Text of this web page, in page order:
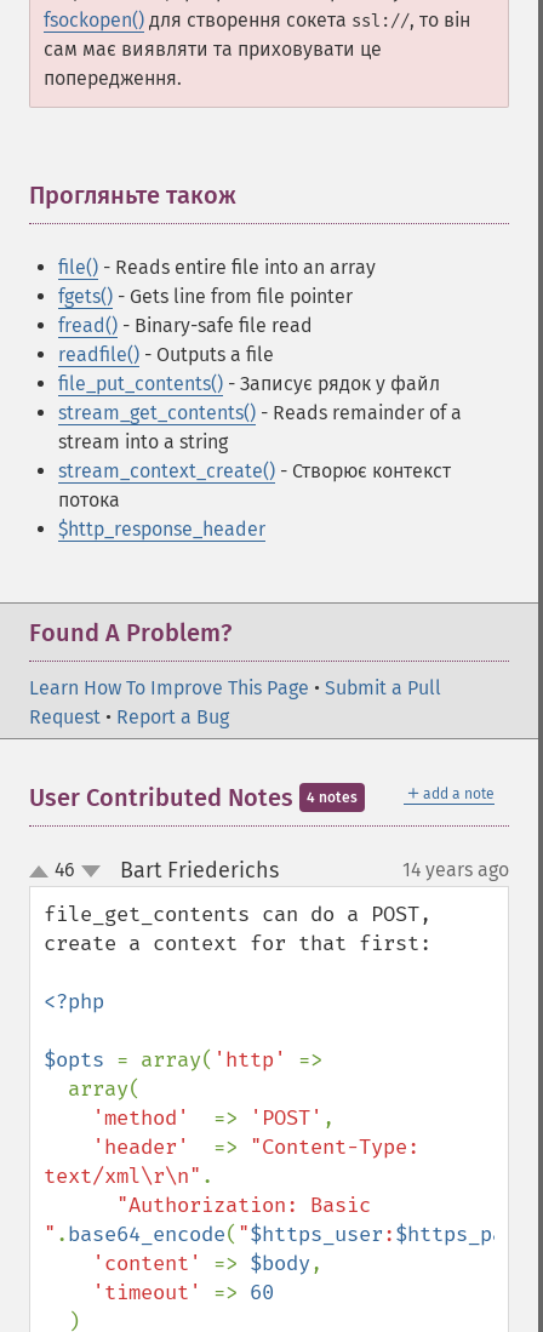
fsockopen() для створення сокета ssl://, то він
сам має виявляти та приховувати це
попередження.
Прогляньте також
file() - Reads entire file into an array
fgets() - Gets line from file pointer
fread() - Binary-safe file read
readfile() - Outputs a file
file_put_contents() - Записує рядок у файл
stream_get_contents() - Reads remainder of a
stream into a string
stream_context_create() - Створює контекст
потока
$http_response_header
Found A Problem?
Learn How To Improve This Page • Submit a Pull
Request • Report a Bug
＋ add a note
User Contributed Notes 4 notes
up
down
46 Bart Friederichs¶ 14 years ago
file_get_contents can do a POST,
create a context for that first:
<?php
$opts = array( 'http' =>
'method' => 'POST' ,
'header' => "Content-Type:
text/xml\r\n" .
"Authorization: Basic
" .base64_encode( "$https_user:
'content' => $body,
'timeout' => 60
)